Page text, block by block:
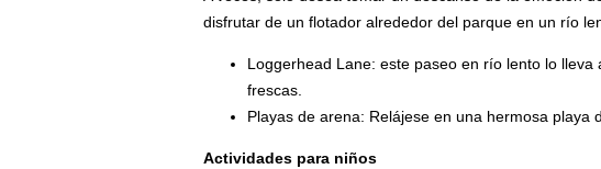
disfrutar de un flotador alrededor del parque en un río
Loggerhead Lane: este paseo en río lento lo
frescas.
Playas de arena: Relájese en una hermosa
Actividades para niños